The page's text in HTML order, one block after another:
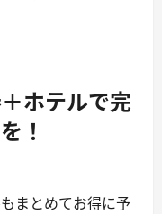
ホテルで完
！
まとめてお得に予